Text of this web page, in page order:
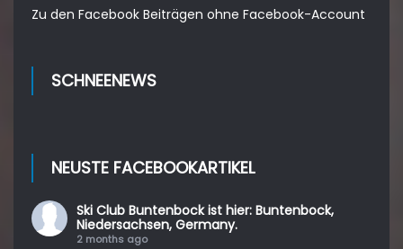
Zu den Facebook Beiträgen ohne Facebook-Account
SCHNEENEWS
NEUSTE FACEBOOKARTIKEL
Ski Club Buntenbock ist hier: Buntenbock,
Niedersachsen, Germany.
2 months ago